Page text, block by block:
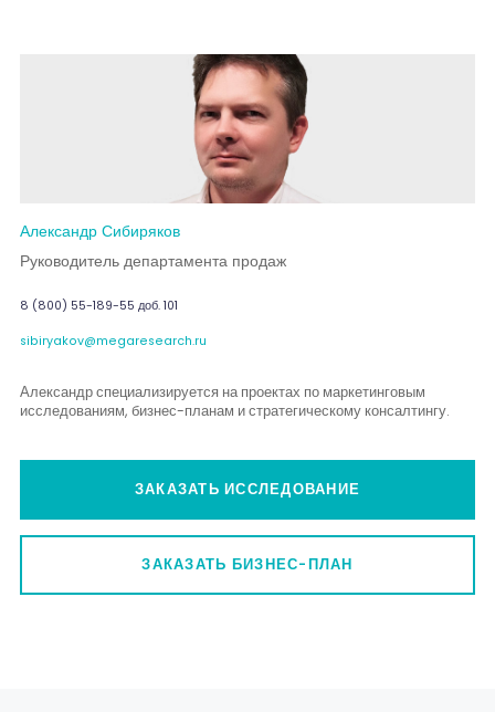
Александр Сибиряков
Руководитель департамента продаж
8 (800) 55-189-55 доб. 101
sibiryakov@megaresearch.ru
Александр специализируется на проектах по маркетинговым
исследованиям, бизнес-планам и стратегическому консалтингу.
ЗАКАЗАТЬ ИССЛЕДОВАНИЕ
ЗАКАЗАТЬ БИЗНЕС-ПЛАН